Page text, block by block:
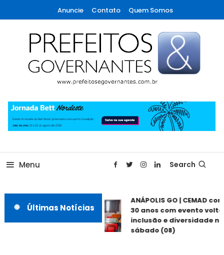
To
Content
Anuncie Contato Quem Somos
Prefeitos & Governantes
Menu Search
Últimas Notícias
ANÁPOLIS GO | CEMAD
30 anos com evento
inclusão e diversidade
sábado (08)